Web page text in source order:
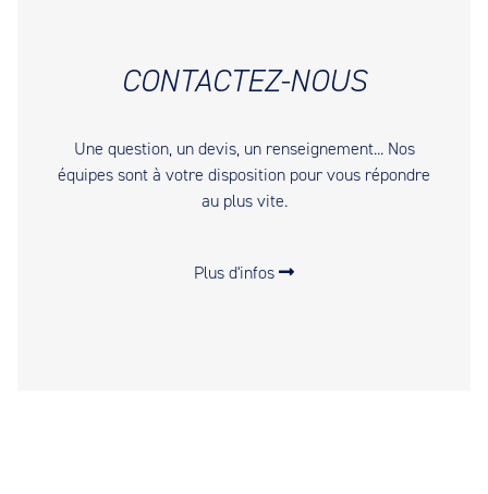
CONTACTEZ-NOUS
Une question, un devis, un renseignement... Nos
équipes sont à votre disposition pour vous répondre
au plus vite.
Plus d'infos